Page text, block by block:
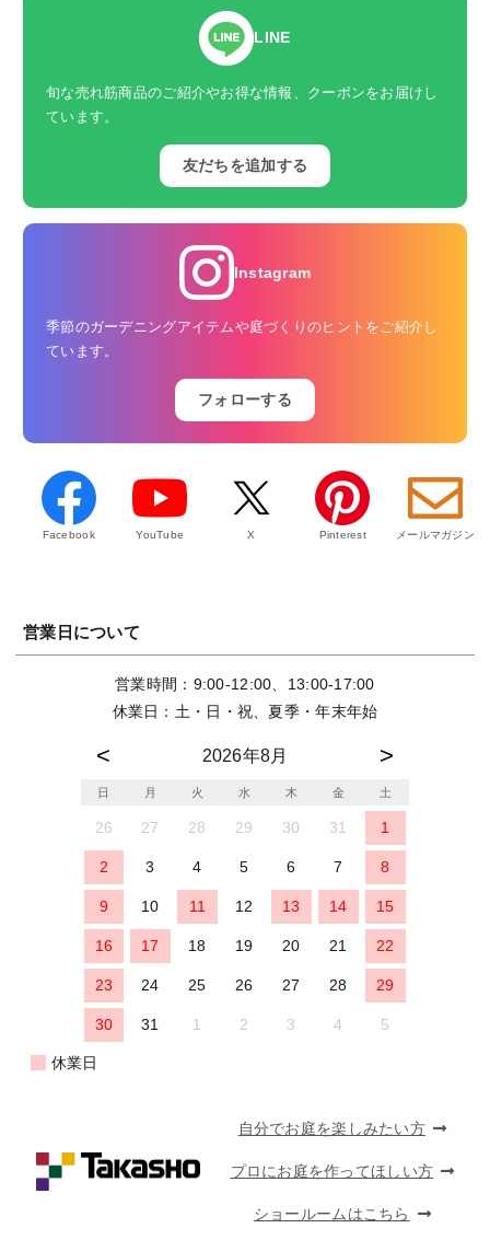
LINE
旬な売れ筋商品のご紹介やお得な情報、クーポンをお届けし
ています。
友だちを追加する
Instagram
季節のガーデニングアイテムや庭づくりのヒントをご紹介し
ています。
フォローする
Facebook YouTube X Pinterest メールマガジン
営業日について
営業時間：9:00-12:00、13:00-17:00
休業日：土・日・祝、夏季・年末年始
2026年8月
日 月 火 水 木 金 土
26 27 28 29 30 31 1
2 3 4 5 6 7 8
9 10 11 12 13 14 15
16 17 18 19 20 21 22
23 24 25 26 27 28 29
30 31 1 2 3 4 5
休業日
自分でお庭を楽しみたい方
プロにお庭を作ってほしい方
ショールームはこちら